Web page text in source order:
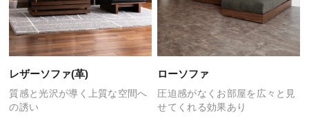
レザーソファ(革)
質感と光沢が導く
上質な空間へ
の誘い
ローソファ
圧迫感がなくお部屋を広々と 見
せてくれる効果あり